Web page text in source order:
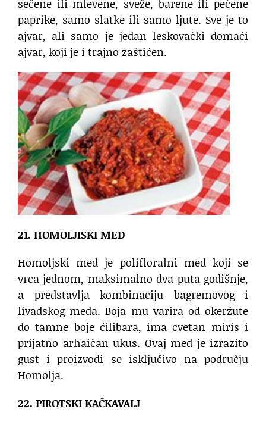
sečene ili mlevene, sveže, barene ili pečene
paprike, samo slatke ili samo ljute. Sve je to
ajvar, ali samo je jedan leskovački domaći
ajvar, koji je i trajno zaštićen.
21. HOMOLJISKI MED
Homoljski med je polifloralni med koji se
vrca jednom, maksimalno dva puta godišnje,
a predstavlja kombinaciju bagremovog i
livadskog meda. Boja mu varira od okeržute
do tamne boje ćilibara, ima cvetan miris i
prijatno arhaičan ukus. Ovaj med je izrazito
gust i proizvodi se isključivo na području
Homolja.
22. PIROTSKI KAČKAVALJ